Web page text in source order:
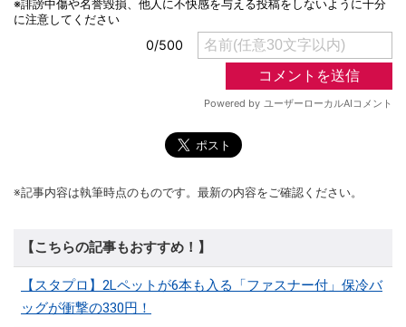
※記事内容は執筆時点のものです。最新の内容をご確認ください。
【こちらの記事もおすすめ！】
【スタプロ】2Lペットが6本も入る「ファスナー付」保冷バ
ッグが衝撃の330円！